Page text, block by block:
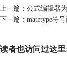
上一篇： 公式编辑器
下一篇： mathtype符
读者也访问过这里: